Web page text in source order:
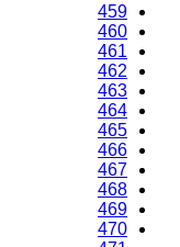
459
460
461
462
463
464
465
466
467
468
469
470